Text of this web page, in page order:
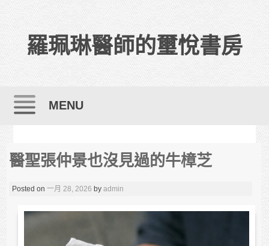
羅珮琳醫師的璽悅書房
MENU
醫聖張仲景也沒見過的牛樟芝
Posted on一月 28, 2026 byadmin